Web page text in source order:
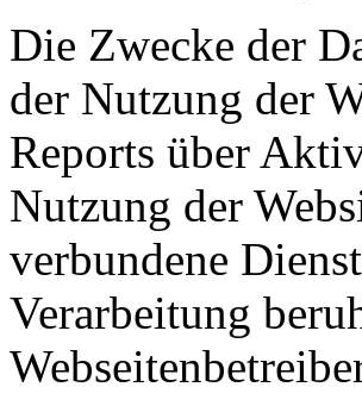
Die Zwecke der
der Nutzung der
Reports über
Nutzung der
verbundene
Verarbeitung